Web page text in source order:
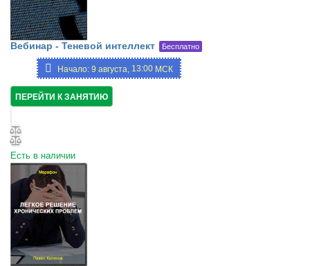
Вебинар - Теневой интеллект Бесплатно
Начало: 9 августа, 13:00,
19:00
МСК
ПЕРЕЙТИ К ЗАНЯТИЮ
Есть в наличии